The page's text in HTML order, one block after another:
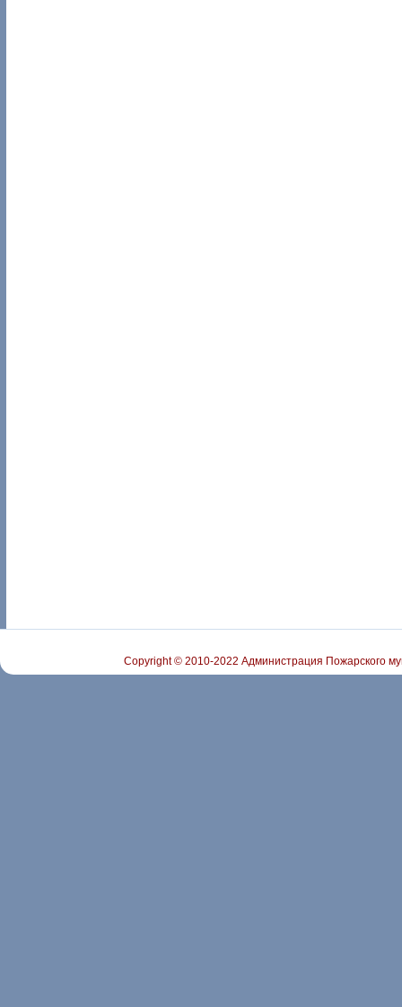
Copyright © 2010-2022 Администрация Пожарского